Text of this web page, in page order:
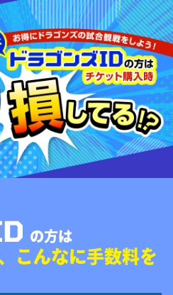
の方は
こんなに手数料を